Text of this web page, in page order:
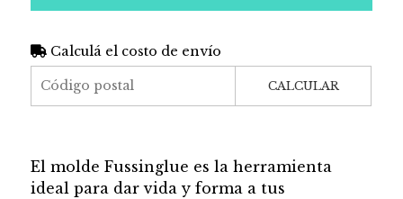
Calculá el costo de envío
CALCULAR
El molde Fussinglue es la herramienta
ideal para dar vida y forma a tus